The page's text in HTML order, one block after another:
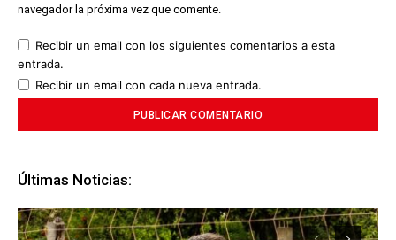
navegador la próxima vez que comente.
Recibir un email con los siguientes comentarios a esta
entrada.
Recibir un email con cada nueva entrada.
Últimas Noticias: